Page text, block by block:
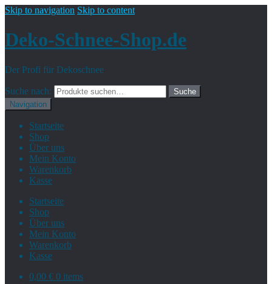
Skip to navigation Skip to content
Deko-Schnee-Shop.de
Der Profi für Dekoschnee
Suche nach:
Suche
Navigation
Startseite
Shop
Über uns
Mein Konto
Warenkorb
Kasse
Startseite
Shop
Über uns
Mein Konto
Warenkorb
Kasse
0,00 € 0 items